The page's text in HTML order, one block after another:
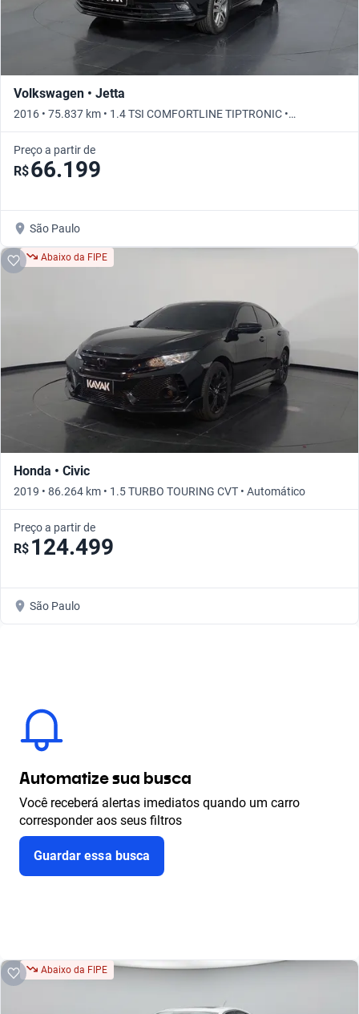
Volkswagen • Jetta
2016 • 75.837 km • 1.4 TSI COMFORTLINE TIPTRONIC •
Automático
Preço a partir de
R$66.199
São Paulo
Abaixo da FIPE
Honda • Civic
2019 • 86.264 km • 1.5 TURBO TOURING CVT • Automático
Preço a partir de
R$ 124.499
São Paulo
Automatize sua busca
Você receberá alertas imediatos quando um carro
corresponder aos seus filtros
Guardar essa busca
Abaixo da FIPE